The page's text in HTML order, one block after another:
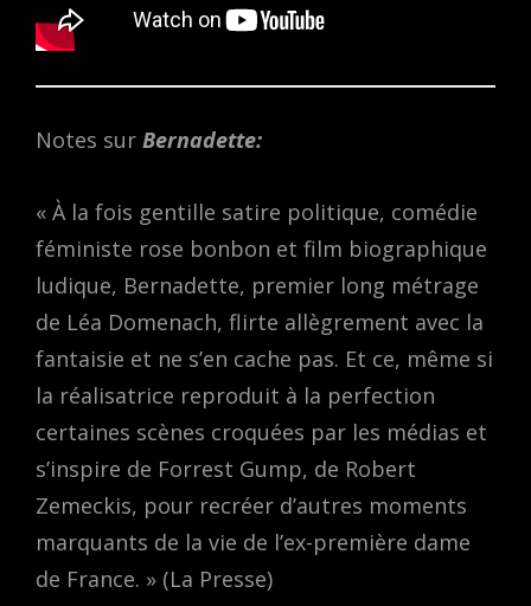
Notes sur Bernadette:
« À la fois gentille satire politique, comédie
féministe rose bonbon et film biographique
ludique, Bernadette, premier long métrage
de Léa Domenach, flirte allègrement avec la
fantaisie et ne s’en cache pas. Et ce, même si
la réalisatrice reproduit à la perfection
certaines scènes croquées par les médias et
s’inspire de Forrest Gump, de Robert
Zemeckis, pour recréer d’autres moments
marquants de la vie de l’ex-première dame
de France. » (La Presse)